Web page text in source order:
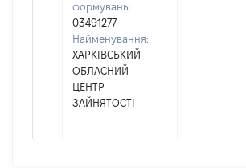
формувань:
03491277
Найменування:
ХАРКІВСЬКИЙ
ОБЛАСНИЙ
ЦЕНТР
ЗАЙНЯТОСТІ